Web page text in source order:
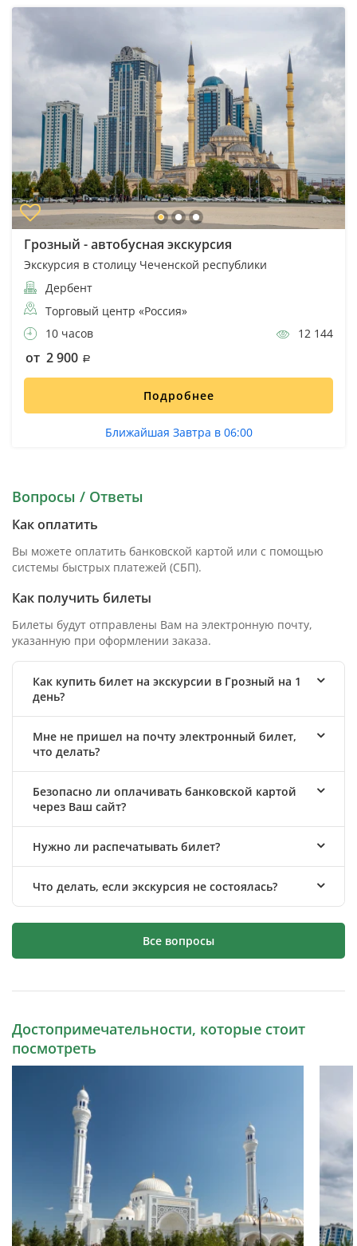
Грозный - автобусная экскурсия
Экскурсия в столицу Чеченской республики
Дербент
Торговый центр «Россия»
10 часов
12 144
от 2 900
Подробнее
Ближайшая Завтра в 06:00
Вопросы / Ответы
Как оплатить
Вы можете оплатить банковской картой или с помощью
системы быстрых платежей (СБП).
Как получить билеты
Билеты будут отправлены Вам на электронную почту,
указанную при оформлении заказа.
Как купить билет на экскурсии в Грозный на 1
день?
Мне не пришел на почту электронный билет,
что делать?
Безопасно ли оплачивать банковской картой
через Ваш сайт?
Нужно ли распечатывать билет?
Что делать, если экскурсия не состоялась?
Все вопросы
Достопримечательности, которые стоит
посмотреть